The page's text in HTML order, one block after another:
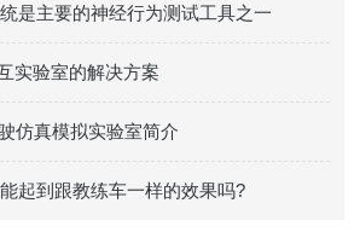
是主要的神经行为测试工具之一
实验室的解决方案
仿真模拟实验室简介
起到跟教练车一样的效果吗?